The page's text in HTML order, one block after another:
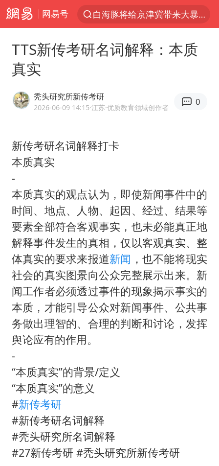
网易号
白海豚将给京津冀带来大暴雨
杭州机场已取消航班388架次
浙江省委书记王浩再调度：该停下的坚决停下来，让社会面静下来
中国第1高楼阻尼器摆动明显
上门女婿出轨女邻居多年被判重婚罪
2025年小学教师减少13.19万
女子发现前夫婚内与第三者育子
以军士兵把枪口对准中国记者
笔试第一被劝弃考涉事副校长被撤职
构建更高水平的全民健身公共服务体系
萌娃帮爷爷脱玉米 卖力干活超可爱
灌溉水坝被隔成鱼塘 村民投诉20余年
TTS新传考研名词解释：本质
真实
秃头研究所新传考研
2026-06-09 14:15·江苏·优质教育领域创作者
0
新传考研名词解释打卡
本质真实
-
本质真实的观点认为，即使新闻事件中的
时间、地点、人物、起因、经过、结果等
要素全部符合客观事实，也未必能真正地
解释事件发生的真相，仅以客观真实、整
体真实的要求来报道新闻 ，也不能将现实
社会的真实图景向公众完整展示出来。新
闻工作者必须透过事件的现象揭示事实的
本质，才能引导公众对新闻事件、公共事
务做出理智的、合理的判断和讨论，发挥
舆论应有的作用。
-
“本质真实”的背景/定义
“本质真实”的意义
#新传考研
#新传考研名词解释
#秃头研究所名词解释
#27新传考研 #秃头研究所新传考研